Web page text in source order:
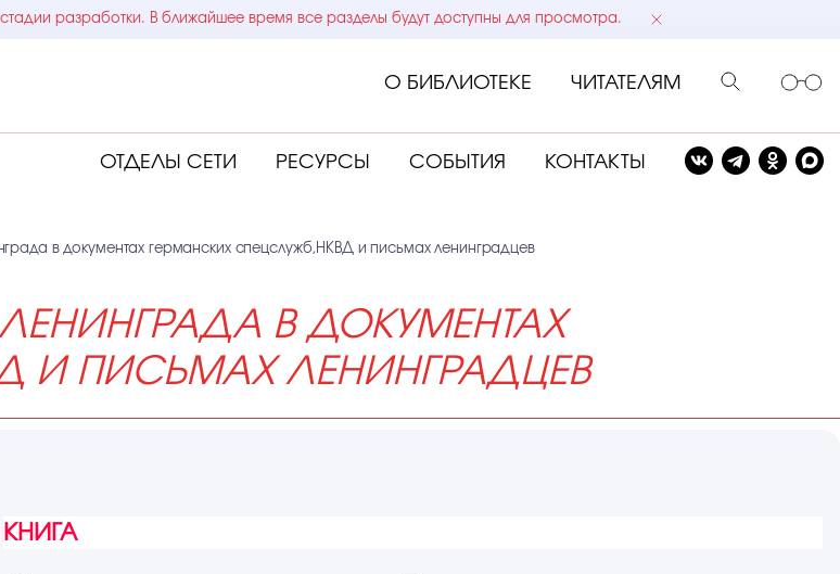
разработки. В ближайшее время все разделы будут доступны для просмотра.
О БИБЛИОТЕКЕ ЧИТАТЕЛЯМ
ОТДЕЛЫ СЕТИ РЕСУРСЫ СОБЫТИЯ КОНТАКТЫ
в документах германских спецслужб,НКВД и письмах ленинградцев
В ДОКУМЕНТАХ
И ПИСЬМАХ ЛЕНИНГРАДЦЕВ
КНИГА